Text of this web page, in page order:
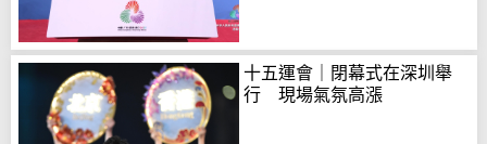
十五運會｜閉幕式在深圳舉
行 現場氣氛高漲